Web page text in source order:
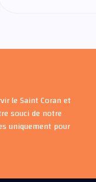
le Saint Coran et
souci de notre
uniquement pour